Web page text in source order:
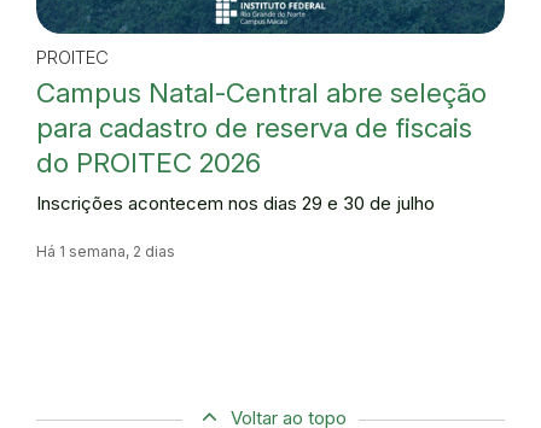
PROITEC
Campus Natal-Central abre seleção
para cadastro de reserva de fiscais
do PROITEC 2026
Inscrições acontecem nos dias 29 e 30 de julho
Há 1 semana, 2 dias
Voltar ao topo